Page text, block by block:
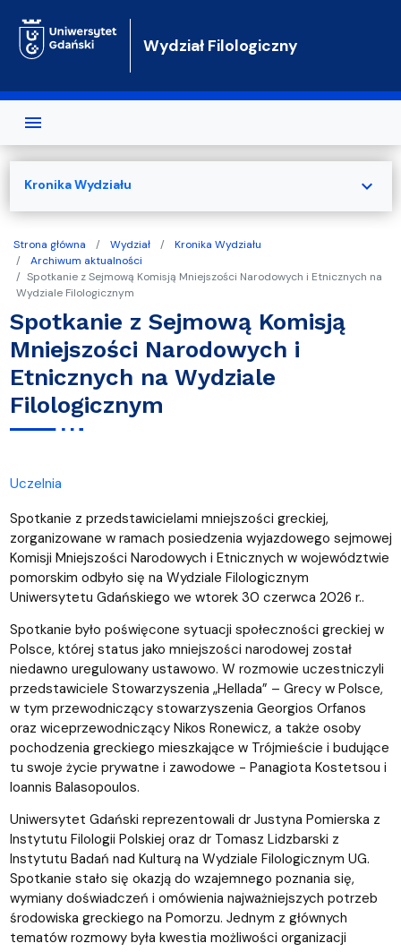
Wydział Filologiczny
Strona główna Wydział
Kronika Wydziału
Archiwum aktualności
Spotkanie z Sejmową Komisją Mniejszości Narodowych i Etnicznych na
Wydziale Filologicznym
Spotkanie z Sejmową Komisją
Mniejszości Narodowych i
Etnicznych na Wydziale
Filologicznym
Uczelnia
Spotkanie z przedstawicielami mniejszości greckiej,
zorganizowane w ramach posiedzenia wyjazdowego sejmowej
Komisji Mniejszości Narodowych i Etnicznych w województwie
pomorskim odbyło się na Wydziale Filologicznym
Uniwersytetu Gdańskiego we wtorek 30 czerwca 2026 r..
Spotkanie było poświęcone sytuacji społeczności greckiej w
Polsce, której status jako mniejszości narodowej został
niedawno uregulowany ustawowo. W rozmowie uczestniczyli
przedstawiciele Stowarzyszenia „Hellada” – Grecy w Polsce,
w tym przewodniczący stowarzyszenia Georgios Orfanos
oraz wiceprzewodniczący Nikos Ronewicz, a także osoby
pochodzenia greckiego mieszkające w Trójmieście i budujące
tu swoje życie prywatne i zawodowe - Panagiota Kostetsou i
Ioannis Balasopoulos.
Uniwersytet Gdański reprezentowali dr Justyna Pomierska z
Instytutu Filologii Polskiej oraz dr Tomasz Lidzbarski z
Instytutu Badań nad Kulturą na Wydziale Filologicznym UG.
Spotkanie stało się okazją do wzajemnego poznania się,
wymiany doświadczeń i omówienia najważniejszych potrzeb
środowiska greckiego na Pomorzu. Jednym z głównych
tematów rozmowy była kwestia możliwości organizacji
Kronika Wydziału expand_more